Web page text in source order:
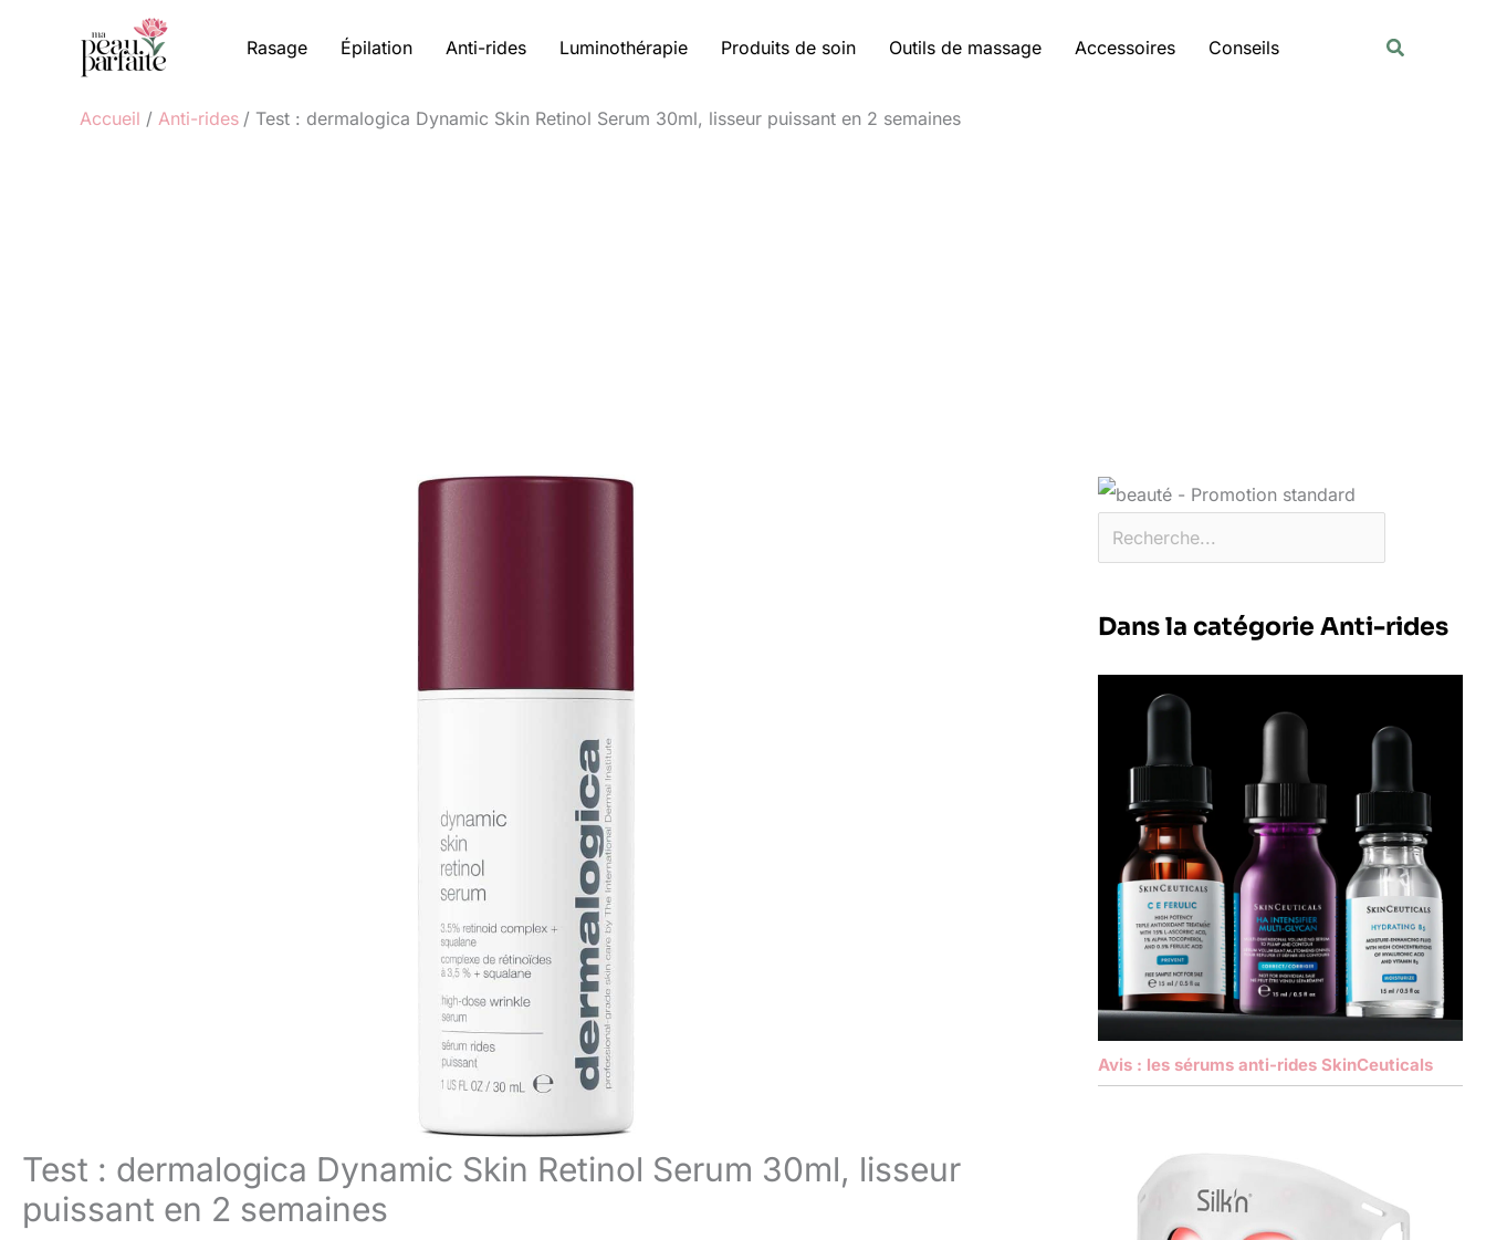
Rasage Épilation Anti-rides Luminothérapie Produits de soin Outils de massage Accessoires Conseils
Accueil Anti-rides Test : dermalogica Dynamic Skin Retinol Serum 30ml, lisseur puissant en 2 semaines
Test : dermalogica Dynamic Skin Retinol Serum 30ml, lisseur
puissant en 2 semaines
Dans la catégorie Anti-rides
Avis : les sérums anti-rides SkinCeuticals